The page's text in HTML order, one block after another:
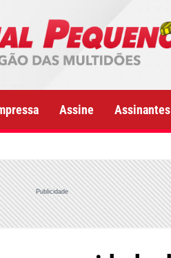
Assine Assinantes
Publicidade